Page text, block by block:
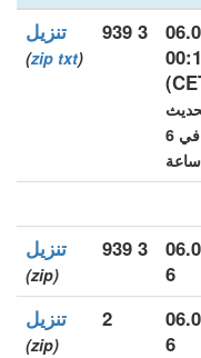
6
التالي في 6
ساعة
3 939 تنزيل
(
zip txt
)
6
3 939 تنزيل
(zip)
6
2 تنزيل
(zip)